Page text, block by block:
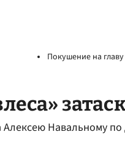
Покушение на
Навальному по